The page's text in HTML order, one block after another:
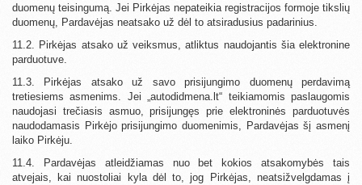
duomenų teisingumą. Jei Pirkėjas nepateikia registracijos formoje tikslių
duomenų, Pardavėjas neatsako už dėl to atsiradusius padarinius.
11.2. Pirkėjas atsako už veiksmus, atliktus naudojantis šia elektronine
parduotuve.
11.3. Pirkėjas atsako už savo prisijungimo duomenų perdavimą
tretiesiems asmenims. Jei „autodidmena.lt“ teikiamomis paslaugomis
naudojasi trečiasis asmuo, prisijungęs prie elektroninės parduotuvės
naudodamasis Pirkėjo prisijungimo duomenimis, Pardavėjas šį asmenį
laiko Pirkėju.
11.4. Pardavėjas atleidžiamas nuo bet kokios atsakomybės tais
atvejais, kai nuostoliai kyla dėl to, jog Pirkėjas, neatsižvelgdamas į